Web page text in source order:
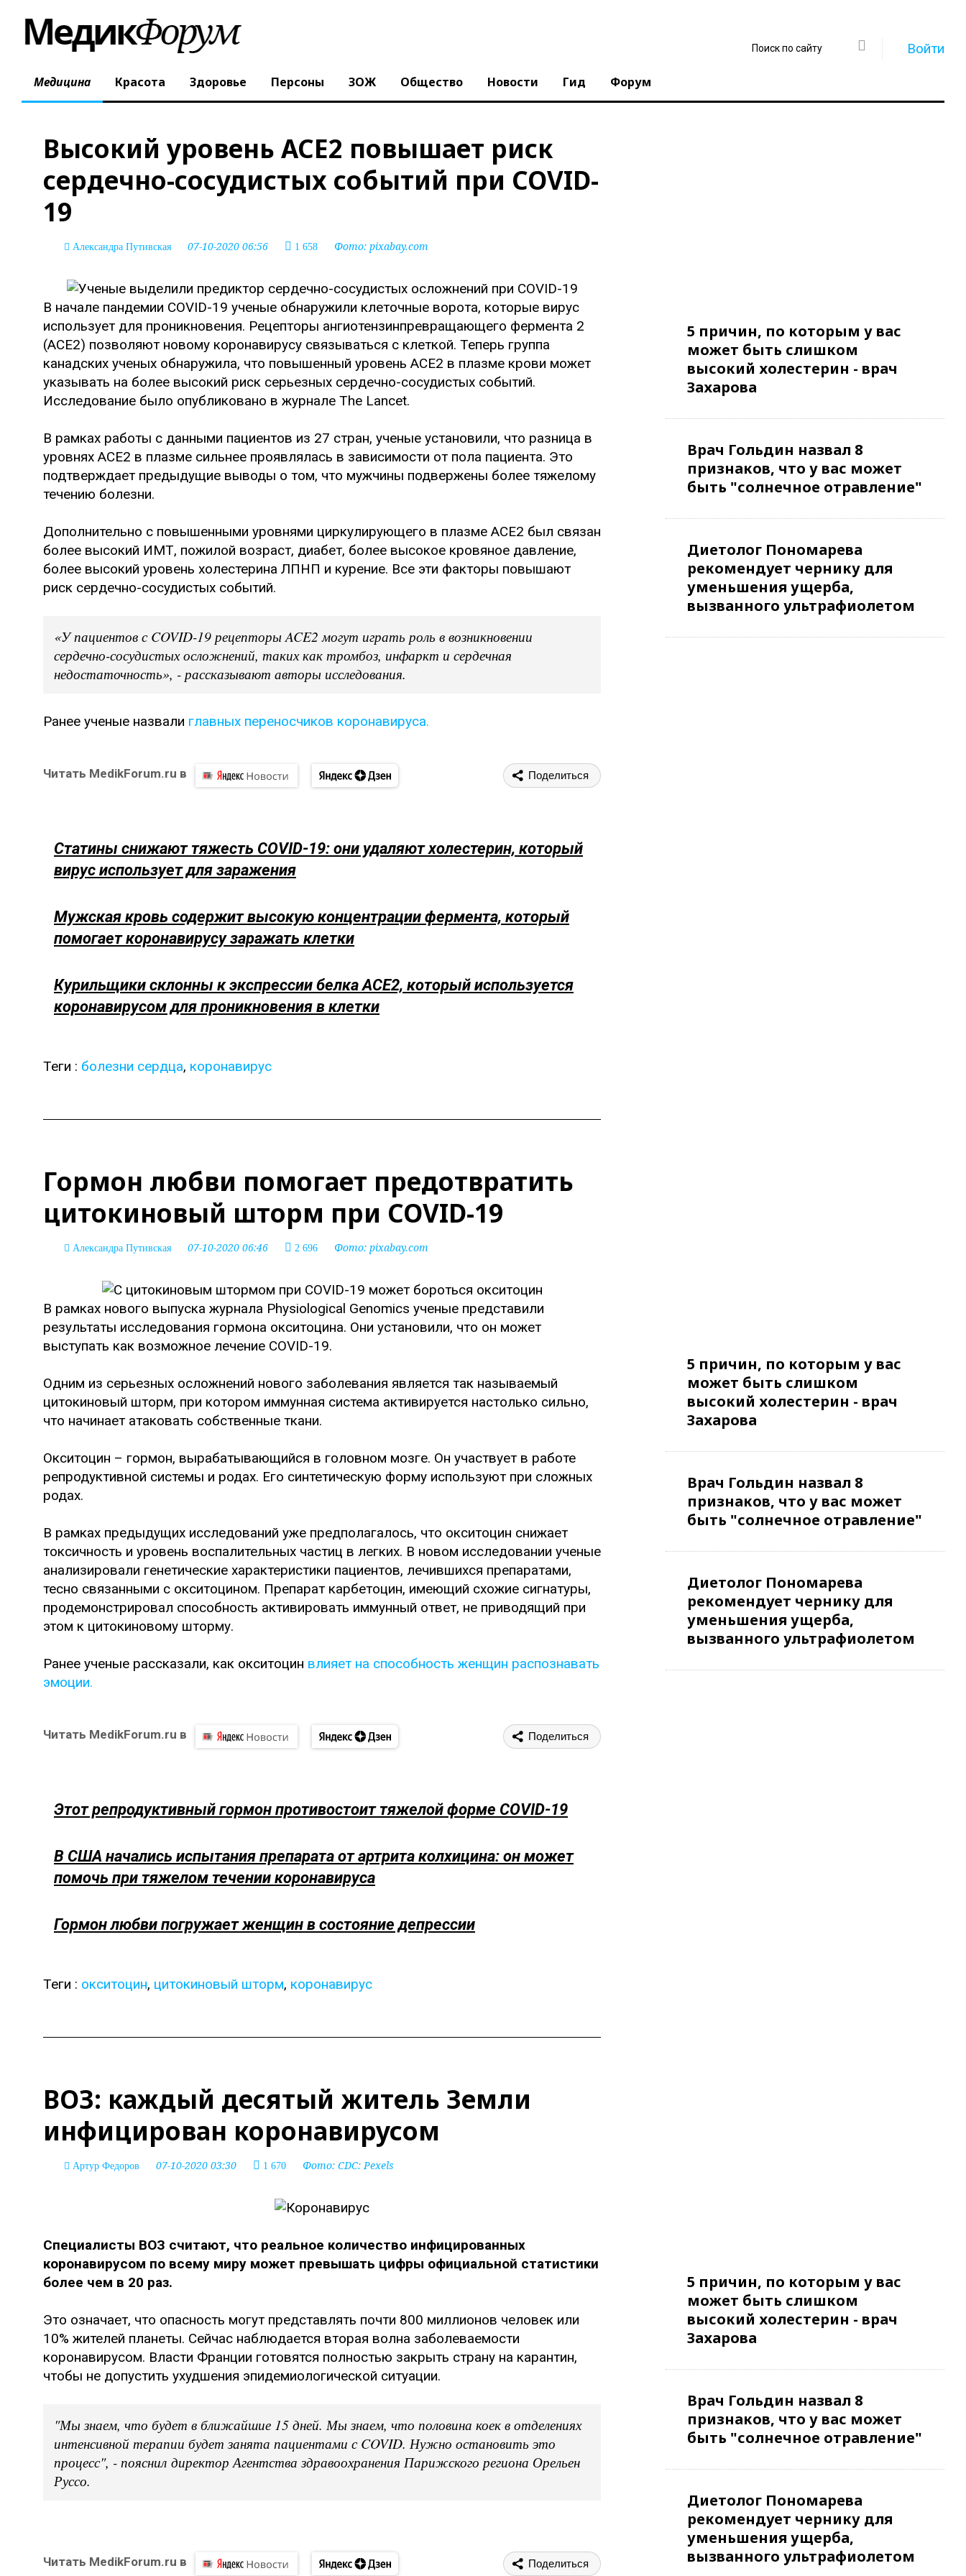
Войти
Медицина Красота Здоровье Персоны ЗОЖ Общество Новости Гид Форум
Высокий уровень ACE2 повышает риск
сердечно-сосудистых событий при COVID-
19
Александра Путивская 07-10-2020 06:56 1 658 Фото: pixabay.com
В начале пандемии COVID-19 ученые обнаружили клеточные ворота, которые вирус
использует для проникновения. Рецепторы ангиотензинпревращающего фермента 2
(ACE2) позволяют новому коронавирусу связываться с клеткой. Теперь группа
канадских ученых обнаружила, что повышенный уровень ACE2 в плазме крови может
указывать на более высокий риск серьезных сердечно-сосудистых событий.
Исследование было опубликовано в журнале The Lancet.
В рамках работы с данными пациентов из 27 стран, ученые установили, что разница в
уровнях ACE2 в плазме сильнее проявлялась в зависимости от пола пациента. Это
подтверждает предыдущие выводы о том, что мужчины подвержены более тяжелому
течению болезни.
Дополнительно с повышенными уровнями циркулирующего в плазме ACE2 был связан
более высокий ИМТ, пожилой возраст, диабет, более высокое кровяное давление,
более высокий уровень холестерина ЛПНП и курение. Все эти факторы повышают
риск сердечно-сосудистых событий.
«У пациентов с COVID-19 рецепторы ACE2 могут играть роль в возникновении
сердечно-сосудистых осложнений, таких как тромбоз, инфаркт и сердечная
недостаточность», - рассказывают авторы исследования.
Ранее ученые назвали главных переносчиков коронавируса.
Читать MedikForum.ru в Поделиться
Статины снижают тяжесть COVID-19: они удаляют холестерин, который
вирус использует для заражения
Мужская кровь содержит высокую концентрации фермента, который
помогает коронавирусу заражать клетки
Курильщики склонны к экспрессии белка ACE2, который используется
коронавирусом для проникновения в клетки
Теги : болезни сердца, коронавирус
5 причин, по которым у вас
может быть слишком
высокий холестерин - врач
Захарова
Врач Гольдин назвал 8
признаков, что у вас может
быть "солнечное отравление"
Диетолог Пономарева
рекомендует чернику для
уменьшения ущерба,
вызванного ультрафиолетом
Гормон любви помогает предотвратить
цитокиновый шторм при COVID-19
Александра Путивская 07-10-2020 06:46 2 696 Фото: pixabay.com
В рамках нового выпуска журнала Physiological Genomics ученые представили
результаты исследования гормона окситоцина. Они установили, что он может
выступать как возможное лечение COVID-19.
Одним из серьезных осложнений нового заболевания является так называемый
цитокиновый шторм, при котором иммунная система активируется настолько сильно,
что начинает атаковать собственные ткани.
Окситоцин – гормон, вырабатывающийся в головном мозге. Он участвует в работе
репродуктивной системы и родах. Его синтетическую форму используют при сложных
родах.
В рамках предыдущих исследований уже предполагалось, что окситоцин снижает
токсичность и уровень воспалительных частиц в легких. В новом исследовании ученые
анализировали генетические характеристики пациентов, лечившихся препаратами,
тесно связанными с окситоцином. Препарат карбетоцин, имеющий схожие сигнатуры,
продемонстрировал способность активировать иммунный ответ, не приводящий при
этом к цитокиновому шторму.
Ранее ученые рассказали, как окситоцин влияет на способность женщин распознавать
эмоции.
Читать MedikForum.ru в Поделиться
Этот репродуктивный гормон противостоит тяжелой форме COVID-19
В США начались испытания препарата от артрита колхицина: он может
помочь при тяжелом течении коронавируса
Гормон любви погружает женщин в состояние депрессии
Теги : окситоцин, цитокиновый шторм, коронавирус
5 причин, по которым у вас
может быть слишком
высокий холестерин - врач
Захарова
Врач Гольдин назвал 8
признаков, что у вас может
быть "солнечное отравление"
Диетолог Пономарева
рекомендует чернику для
уменьшения ущерба,
вызванного ультрафиолетом
ВОЗ: каждый десятый житель Земли
инфицирован коронавирусом
Артур Федоров 07-10-2020 03:30 1 670 Фото: CDC: Pexels
Специалисты ВОЗ считают, что реальное количество инфицированных
коронавирусом по всему миру может превышать цифры официальной статистики
более чем в 20 раз.
Это означает, что опасность могут представлять почти 800 миллионов человек или
10% жителей планеты. Сейчас наблюдается вторая волна заболеваемости
коронавирусом. Власти Франции готовятся полностью закрыть страну на карантин,
чтобы не допустить ухудшения эпидемиологической ситуации.
"Мы знаем, что будет в ближайшие 15 дней. Мы знаем, что половина коек в отделениях
интенсивной терапии будет занята пациентами с COVID. Нужно остановить это
процесс", - пояснил директор Агентства здравоохранения Парижского региона Орельен
Руссо.
Читать MedikForum.ru в Поделиться
5 причин, по которым у вас
может быть слишком
высокий холестерин - врач
Захарова
Врач Гольдин назвал 8
признаков, что у вас может
быть "солнечное отравление"
Диетолог Пономарева
рекомендует чернику для
уменьшения ущерба,
вызванного ультрафиолетом